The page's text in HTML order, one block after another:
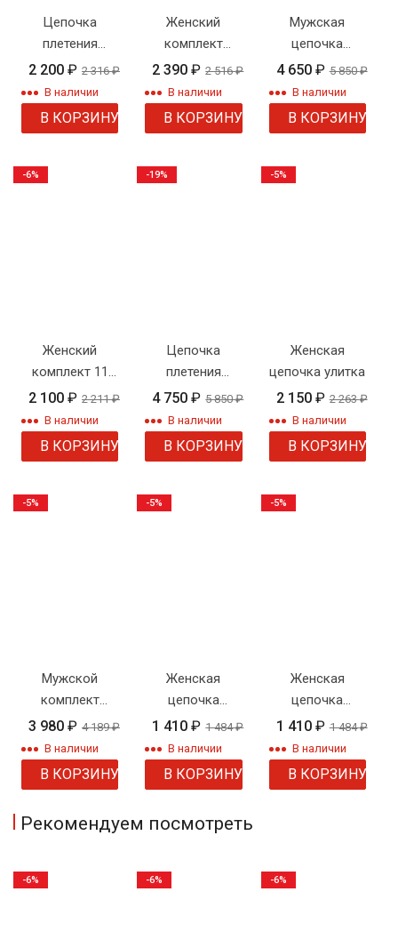
Цепочка
плетения
"Панцирное
овальное"
2 200 ₽ 2 316₽
В наличии
В КОРЗИНУ
Женский
комплект
плетения
"Змейка"
2 390₽ 2 516₽
В наличии
В КОРЗИНУ
Мужская
цепочка
плетения
бисмарк
4 650 ₽ 5 850₽
В наличии
В КОРЗИНУ
Женский
комплект 11
косичка
2 100 ₽ 2 211₽
В наличии
В КОРЗИНУ
-6%
Цепочка
плетения
бисмарк 50 см
7 мм
4 750₽ 5 850₽
В наличии
В КОРЗИНУ
-19%
Женская
цепочка улитка
2 150 ₽ 2 263₽
В наличии
В КОРЗИНУ
-5%
Мужской
комплект
плетение
двойной ромб
3 980 ₽ 4 189₽
В наличии
В КОРЗИНУ
-5%
Женская
цепочка
плетения
"Шнурок" со
вставками
1 410₽ 1 484₽
В наличии
В КОРЗИНУ
-5%
Женская
цепочка
плетения
"Панцирь" с
рисунком
1 410 ₽ 1 484₽
В наличии
В КОРЗИНУ
-5%
Рекомендуем посмотреть
-6% -6% -6%